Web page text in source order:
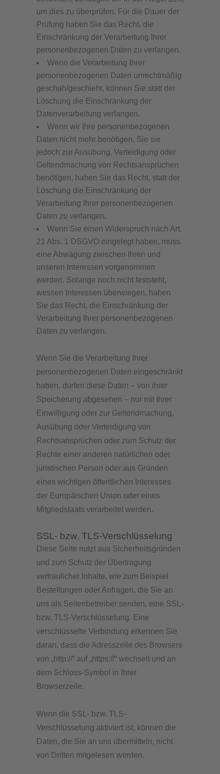
um dies zu überprüfen. Für die Dauer der
Prüfung haben Sie das Recht, die
Einschränkung der Verarbeitung Ihrer
personenbezogenen Daten zu verlangen.
Wenn die Verarbeitung Ihrer
personenbezogenen Daten unrechtmäßig
geschah/geschieht, können Sie statt der
Löschung die Einschränkung der
Datenverarbeitung verlangen.
Wenn wir Ihre personenbezogenen
Daten nicht mehr benötigen, Sie sie
jedoch zur Ausübung, Verteidigung oder
Geltendmachung von Rechtsansprüchen
benötigen, haben Sie das Recht, statt der
Löschung die Einschränkung der
Verarbeitung Ihrer personenbezogenen
Daten zu verlangen.
Wenn Sie einen Widerspruch nach Art.
21 Abs. 1 DSGVO eingelegt haben, muss
eine Abwägung zwischen Ihren und
unseren Interessen vorgenommen
werden. Solange noch nicht feststeht,
wessen Interessen überwiegen, haben
Sie das Recht, die Einschränkung der
Verarbeitung Ihrer personenbezogenen
Daten zu verlangen.
Wenn Sie die Verarbeitung Ihrer
personenbezogenen Daten eingeschränkt
haben, dürfen diese Daten – von ihrer
Speicherung abgesehen – nur mit Ihrer
Einwilligung oder zur Geltendmachung,
Ausübung oder Verteidigung von
Rechtsansprüchen oder zum Schutz der
Rechte einer anderen natürlichen oder
juristischen Person oder aus Gründen
eines wichtigen öffentlichen Interesses
der Europäischen Union oder eines
Mitgliedstaats verarbeitet werden.
SSL- bzw. TLS-Verschlüsselung
Diese Seite nutzt aus Sicherheitsgründen
und zum Schutz der Übertragung
vertraulicher Inhalte, wie zum Beispiel
Bestellungen oder Anfragen, die Sie an
uns als Seitenbetreiber senden, eine SSL-
bzw. TLS-Verschlüsselung. Eine
verschlüsselte Verbindung erkennen Sie
daran, dass die Adresszeile des Browsers
von „http://“ auf „https://“ wechselt und an
dem Schloss-Symbol in Ihrer
Browserzeile.
Wenn die SSL- bzw. TLS-
Verschlüsselung aktiviert ist, können die
Daten, die Sie an uns übermitteln, nicht
von Dritten mitgelesen werden.